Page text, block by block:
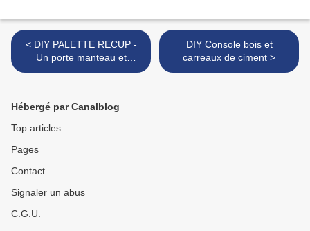
< DIY PALETTE RECUP -
Un porte manteau et
rangement !
DIY Console bois et
carreaux de ciment >
Hébergé par Canalblog
Top articles
Pages
Contact
Signaler un abus
C.G.U.